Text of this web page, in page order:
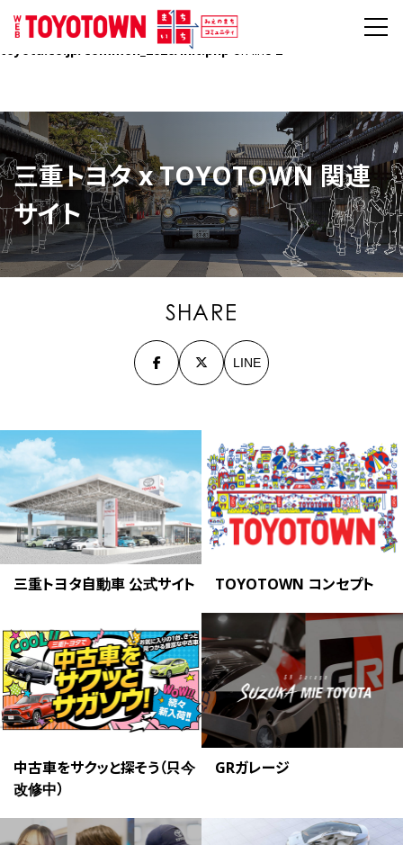
Warning: Undefined array key "HTTPS" in
/home/mietoyota/mie-
toyota.co.jp/public_html/toyotown.mie-
toyota.co.jp/common_2020/init.php on line 2
三重トヨタ x TOYOTOWN 関連
サイト
SHARE
LINE
三重トヨタ自動車 公式サイト TOYOTOWN コンセプト
中古車をサクッと探そう（只今
改修中）
GRガレージ